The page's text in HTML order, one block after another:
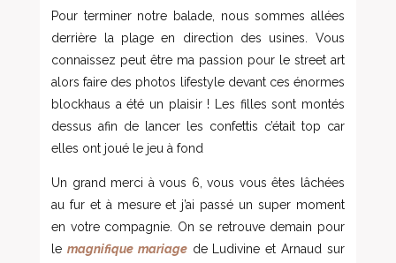
Pour terminer notre balade, nous sommes allées
derrière la plage en direction des usines. Vous
connaissez peut être ma passion pour le street art
alors faire des photos lifestyle devant ces énormes
blockhaus a été un plaisir ! Les filles sont montés
dessus afin de lancer les confettis c’était top car
elles ont joué le jeu à fond
Un grand merci à vous 6, vous vous êtes lâchées
au fur et à mesure et j’ai passé un super moment
en votre compagnie. On se retrouve demain pour
lemagnifique mariagede Ludivine et Arnaud sur